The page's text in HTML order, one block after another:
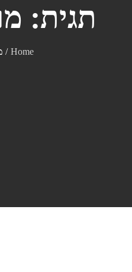
תגית:
Home